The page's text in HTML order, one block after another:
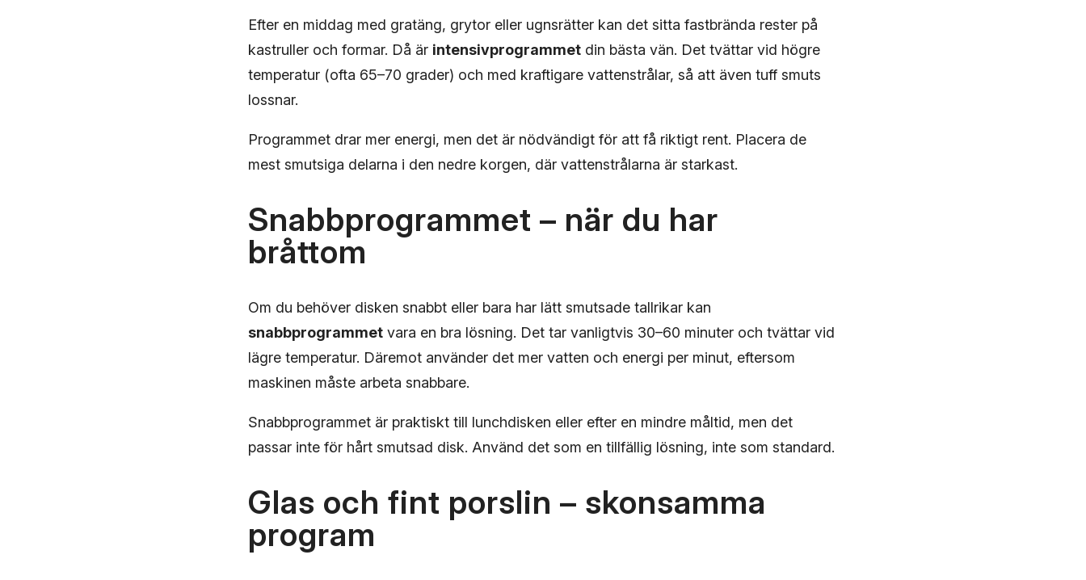
Efter en middag med gratäng, grytor eller ugnsrätter kan det sitta fastbrända rester på
kastruller och formar. Då är intensivprogrammet din bästa vän. Det tvättar vid högre
temperatur (ofta 65–70 grader) och med kraftigare vattenstrålar, så att även tuff smuts
lossnar.
Programmet drar mer energi, men det är nödvändigt för att få riktigt rent. Placera de
mest smutsiga delarna i den nedre korgen, där vattenstrålarna är starkast.
Snabbprogrammet – när du har
bråttom
Om du behöver disken snabbt eller bara har lätt smutsade tallrikar kan
snabbprogrammet vara en bra lösning. Det tar vanligtvis 30–60 minuter och tvättar vid
lägre temperatur. Däremot använder det mer vatten och energi per minut, eftersom
maskinen måste arbeta snabbare.
Snabbprogrammet är praktiskt till lunchdisken eller efter en mindre måltid, men det
passar inte för hårt smutsad disk. Använd det som en tillfällig lösning, inte som standard.
Glas och fint porslin – skonsamma
program